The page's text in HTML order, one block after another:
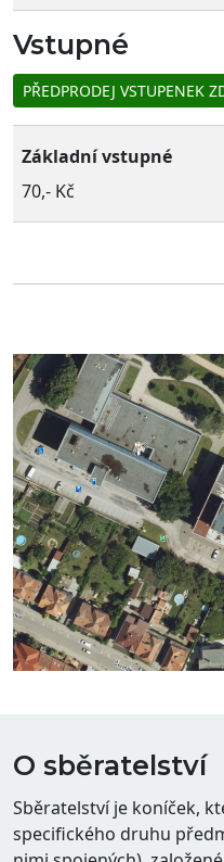
Vstupné
PŘEDPRODEJ VSTUPENEK
Základní vstupné
70,- Kč
O sběratelství
Sběratelství je koníček,
specifického druhu